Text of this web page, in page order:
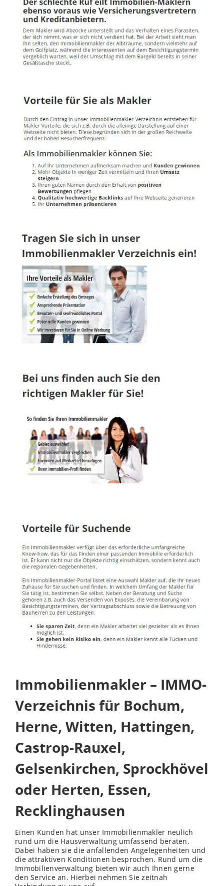
Immobilienmakler – IMMO-
Verzeichnis für Bochum,
Herne, Witten, Hattingen,
Castrop-Rauxel,
Gelsenkirchen, Sprockhövel
oder Herten, Essen,
Recklinghausen
Einen Kunden hat unser Immobilienmakler neulich
rund um die Hausverwaltung umfassend beraten.
Dabei haben sie die anfallenden Angelegenheiten und
die attraktiven Konditionen besprochen. Rund um die
Immobilienverwaltung bieten wir auch Ihnen gerne
den Service an. Hierbei nehmen Sie zeitnah